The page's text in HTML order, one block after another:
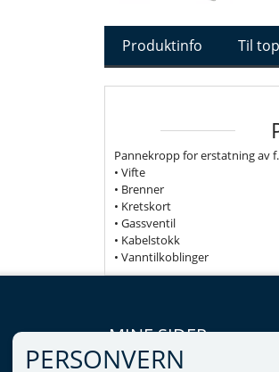
Produktinfo Til
Pannekropp for erstatning av
• Vifte
• Brenner
• Kretskort
• Gassventil
• Kabelstokk
• Vanntilkoblinger
MINE SIDER
PERSONVERN